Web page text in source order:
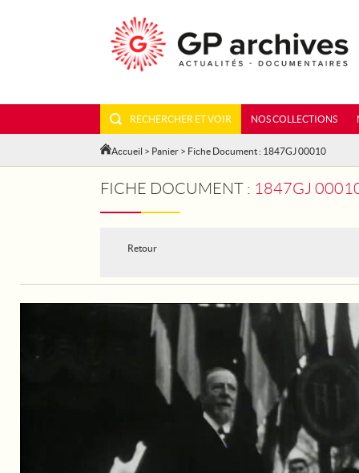
RECHERCHER ET VOIR NOS COLLECTIONS
Accueil > Panier > Fiche Document : 1847GJ 00010
FICHE DOCUMENT : 1847GJ 00010 -
Retour